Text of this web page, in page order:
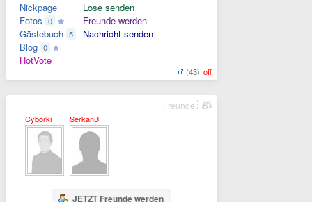
Nickpage
Fotos 0
Gästebuch 5
Blog 0
HotVote
Lose senden
Freunde werden
Nachricht senden
(43) off
Cyborki SerkanB
JETZT Freunde werden
Freunde